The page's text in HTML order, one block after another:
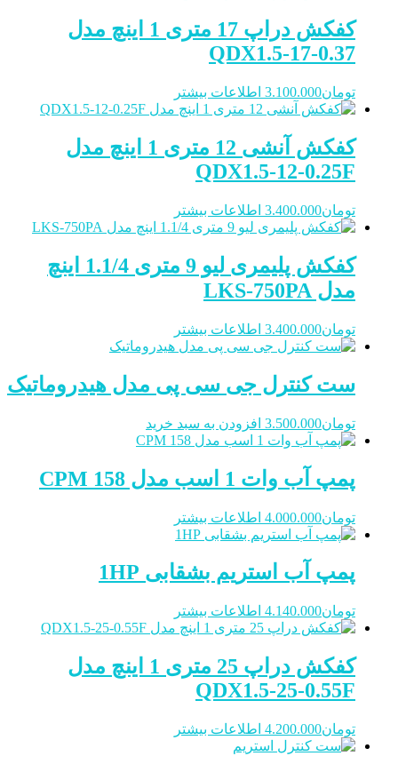
کفکش دراپ 17 متری 1 اینچ مدل
QDX1.5-17-0.37
تومان3.100.000 اطلاعات بیشتر
کفکش آنشی 12 متری 1 اینچ مدل
QDX1.5-12-0.25F
تومان3.400.000 اطلاعات بیشتر
کفکش پلیمری لیو 9 متری 1.1/4 اینچ
مدل LKS-750PA
تومان3.400.000 اطلاعات بیشتر
ست کنترل جی سی پی مدل هیدروماتیک
تومان3.500.000 افزودن به سبد خرید
پمپ آب وات 1 اسب مدل CPM 158
تومان4.000.000 اطلاعات بیشتر
پمپ آب استریم بشقابی 1HP
تومان4.140.000 اطلاعات بیشتر
کفکش دراپ 25 متری 1 اینچ مدل
QDX1.5-25-0.55F
تومان4.200.000 اطلاعات بیشتر